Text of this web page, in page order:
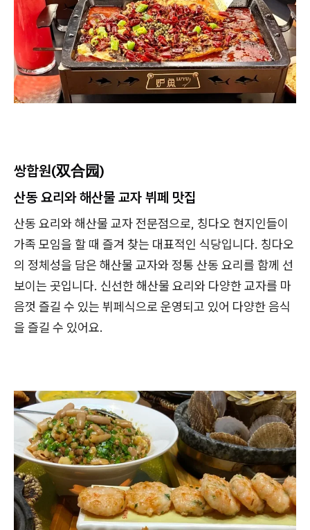
쌍합원(双合园)
산동 요리와 해산물 교자 뷔페 맛집
산동 요리와 해산물 교자 전문점으로, 칭다오 현지인들이
가족 모임을 할 때 즐겨 찾는 대표적인 식당입니다. 칭다오
의 정체성을 담은 해산물 교자와 정통 산동 요리를 함께 선
보이는 곳입니다. 신선한 해산물 요리와 다양한 교자를 마
음껏 즐길 수 있는 뷔페식으로 운영되고 있어 다양한 음식
을 즐길 수 있어요.